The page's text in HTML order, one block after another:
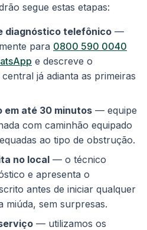
segue estas etapas:
diagnóstico telefônico —
para 0800 590 0040
e descreve o
já adianta as primeiras
em até 30 minutos — equipe
com caminhão equipado
ao tipo de obstrução.
no local — o técnico
e apresenta o
antes de iniciar qualquer
miúda, sem surpresas.
— utilizamos os